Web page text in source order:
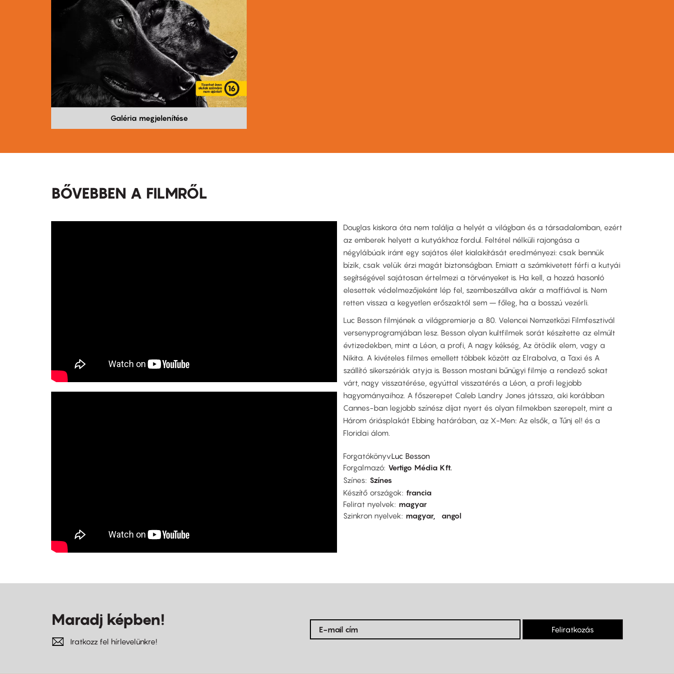
Galéria megjelenítése
BŐVEBBEN A FILMRŐL
Douglas kiskora óta nem találja a helyét a világban és a társadalomban, ezért
az emberek helyett a kutyákhoz fordul. Feltétel nélküli rajongása a
négylábúak iránt egy sajátos élet kialakítását eredményezi: csak bennük
bízik, csak velük érzi magát biztonságban. Emiatt a számkivetett férfi a kutyái
segítségével sajátosan értelmezi a törvényeket is. Ha kell, a hozzá hasonló
elesettek védelmezőjeként lép fel, szembeszállva akár a maffiával is. Nem
retten vissza a kegyetlen erőszaktól sem – főleg, ha a bosszú vezérli.
Luc Besson filmjének a világpremierje a 80. Velencei Nemzetközi Filmfesztivál
versenyprogramjában lesz. Besson olyan kultfilmek sorát készítette az elmúlt
évtizedekben, mint a Léon, a profi, A nagy kékség, Az ötödik elem, vagy a
Nikita. A kivételes filmes emellett többek között az Elrabolva, a Taxi és A
szállító sikerszériák atyja is. Besson mostani bűnügyi filmje a rendező sokat
várt, nagy visszatérése, egyúttal visszatérés a Léon, a profi legjobb
hagyományaihoz. A főszerepet Caleb Landry Jones játssza, aki korábban
Cannes-ban legjobb színész díjat nyert és olyan filmekben szerepelt, mint a
Három óriásplakát Ebbing határában, az X-Men: Az elsők, a Tűnj el! és a
Floridai álom.
ForgatókönyvLuc Besson
Forgalmazó Vertigo Média Kft.
Színes Színes
Készítő országok francia
Felirat nyelvek
magyar
Szinkron nyelvek
magyar angol
Maradj képben!
Iratkozz fel hírlevelünkre!
Feliratkozás